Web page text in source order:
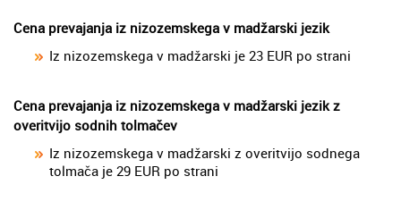
Cena prevajanja iz nizozemskega v madžarski jezik
Iz nizozemskega v madžarski je 23 EUR po strani
Cena prevajanja iz nizozemskega v madžarski jezik z
overitvijo sodnih tolmačev
Iz nizozemskega v madžarski z overitvijo sodnega
tolmača je 29 EUR po strani